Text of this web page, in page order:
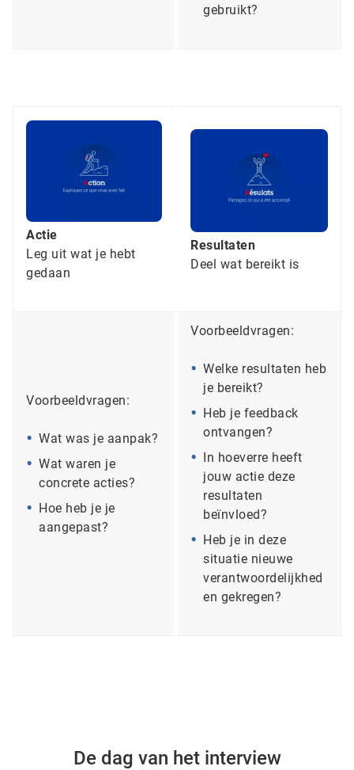
gebruikt?
Actie
Leg uit wat je hebt
gedaan
Resultaten
Deel wat bereikt is
Voorbeeldvragen:
Wat was je aanpak?
Wat waren je
concrete acties?
Hoe heb je je
aangepast?
Voorbeeldvragen:
Welke resultaten heb
je bereikt?
Heb je feedback
ontvangen?
In hoeverre heeft
jouw actie deze
resultaten
beïnvloed?
Heb je in deze
situatie nieuwe
verantwoordelijkhed
en gekregen?
De dag van het interview